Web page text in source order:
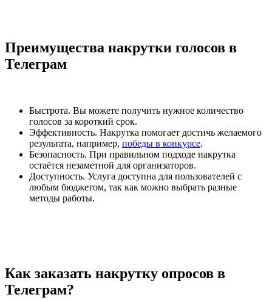
Преимущества накрутки голосов в
Телеграм
Быстрота. Вы можете получить нужное количество
голосов за короткий срок.
Эффективность. Накрутка помогает достичь желаемого
результата, например, победы в конкурсе.
Безопасность. При правильном подходе накрутка
остаётся незаметной для организаторов.
Доступность. Услуга доступна для пользователей с
любым бюджетом, так как можно выбрать разные
методы работы.
Как заказать накрутку опросов в
Телеграм?